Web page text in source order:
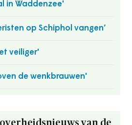
in Waddenzee'
op Schiphol vangen’
veiliger'
de wenkbrauwen'
van de